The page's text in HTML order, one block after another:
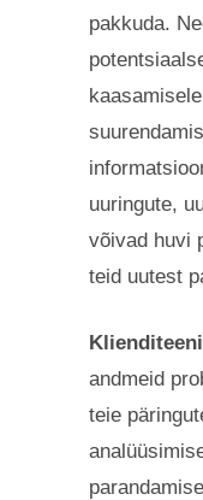
pakkuda.
uuringute,
võivad huvi
teid uutest
andmeid
teie